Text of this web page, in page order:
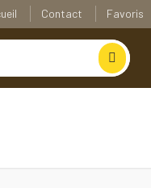
Contact Favoris